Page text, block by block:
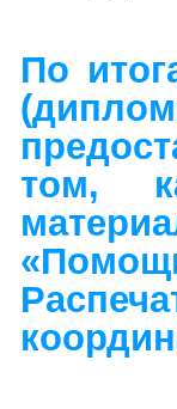
По
том,